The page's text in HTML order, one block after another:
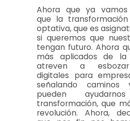
Ahora que ya vamos
que la
optativa, que es
si queremos que
tengan futuro. Ahora
más aplicados de
atreven a esbozar
digitales para
señalando
pueden
transformación, que
revolución. Ahora,